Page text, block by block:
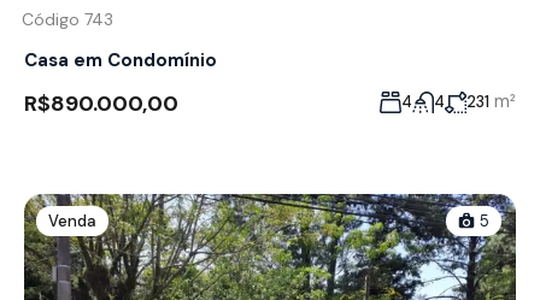
Código 743
Casa em Condomínio
R$890.000,00 4 4 231 m²
Venda 5